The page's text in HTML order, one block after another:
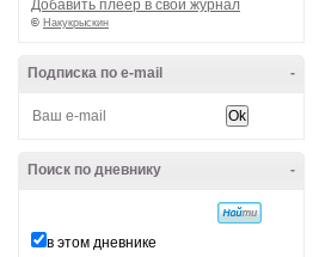
Добавить плеер в свой журнал
© Накукрыскин
-
Подписка по e-mail
-
Поиск по дневнику
в этом дневнике